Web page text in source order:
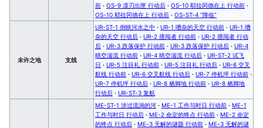
前 · OS-9 凛刃出匣 行动后 · OS-10 耶拉冈德在上 行动前 ·
OS-10 耶拉冈德在上 行动后 · OS-ST-4 “降临”
未许之地 支线
UR-ST-1 倒映河水之中 · UR-1 嘈杂的天空 行动前 · UR-1 嘈
杂的天空 行动后 · UR-2 擅闯者 行动前 · UR-2 擅闯者 行动
后 · UR-3 跌落保护 行动前 · UR-3 跌落保护 行动后 · UR-4
晴空湍流 行动前 · UR-4 晴空湍流 行动后 · UR-ST-2 试飞
日 · UR-5 注目礼 行动前 · UR-5 注目礼 行动后 · UR-6 交叉
航线 行动前 · UR-6 交叉航线 行动后 · UR-7 停机坪 行动前 ·
UR-7 停机坪 行动后 · UR-8 栖脚地 行动前 · UR-8 栖脚地
行动后 · UR-ST-3 复航
ME-ST-1 涉过流淌的河 · ME-1 工作与时日 行动前 · ME-1
工作与时日 行动后 · ME-2 命定的终点 行动前 · ME-2 命定
的终点 行动后 · ME-3 无解的谜题 行动前 · ME-3 无解的谜